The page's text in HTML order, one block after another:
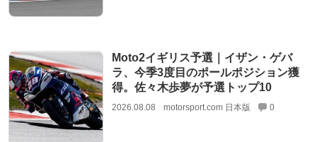
Moto2イギリス予選｜イザン・ゲバ
ラ、今季3度目のポールポジション獲
得。佐々木歩夢が予選トップ10
2026.08.08 motorsport.com 日本版 0